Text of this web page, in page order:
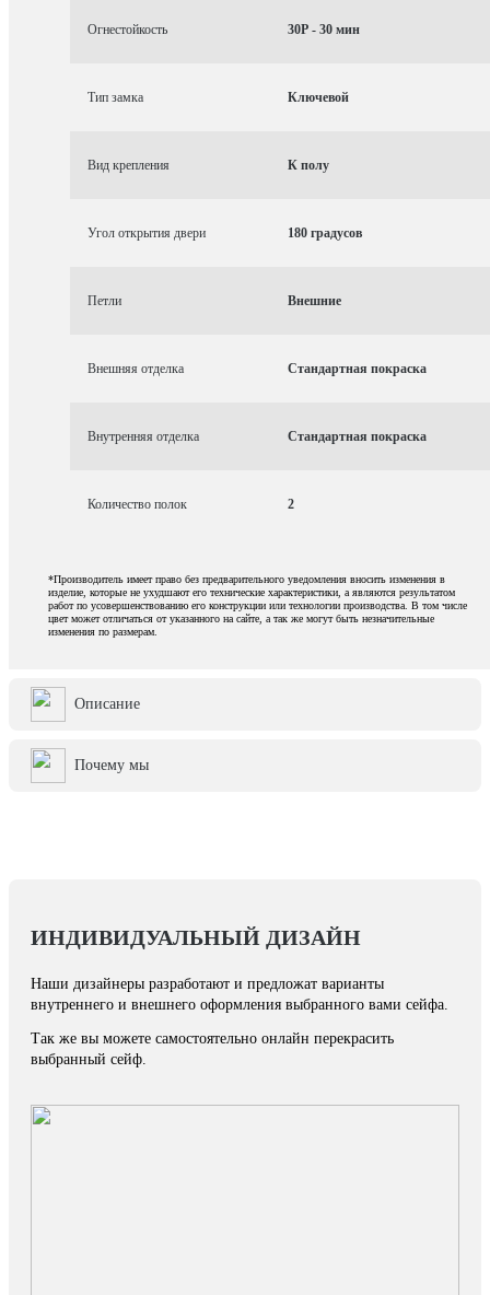
Огнестойкость 30P - 30 мин
Тип замка Ключевой
Вид крепления К полу
Угол открытия двери 180 градусов
Петли Внешние
Внешняя отделка Стандартная покраска
Внутренняя отделка Стандартная покраска
Количество полок 2
*Производитель имеет право без предварительного уведомления вносить изменения в
изделие, которые не ухудшают его технические характеристики, а являются результатом
работ по усовершенствованию его конструкции или технологии производства. В том числе
цвет может отличаться от указанного на сайте, а так же могут быть незначительные
изменения по размерам.
Описание
Почему мы
ИНДИВИДУАЛЬНЫЙ ДИЗАЙН
Наши дизайнеры разработают и предложат варианты
внутреннего и внешнего оформления выбранного вами сейфа.
Так же вы можете самостоятельно онлайн перекрасить
выбранный сейф.